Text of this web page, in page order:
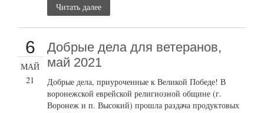
Читать далее
6
МАЙ
21
Добрые дела для ветеранов,
май 2021
Добрые дела, приуроченные к Великой Победе! В
воронежской еврейской религиозной общине (г.
Воронеж и п. Высокий) прошла раздача продуктовых